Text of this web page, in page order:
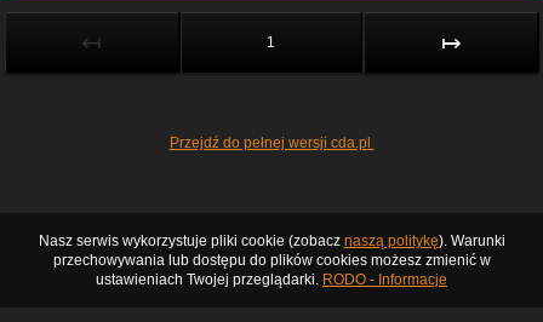
↤ 1 ↦
Przejdź do pełnej wersji cda.pl
Nasz serwis wykorzystuje pliki cookie (zobacz naszą politykę). Warunki
przechowywania lub dostępu do plików cookies możesz zmienić w
ustawieniach Twojej przeglądarki. RODO - Informacje